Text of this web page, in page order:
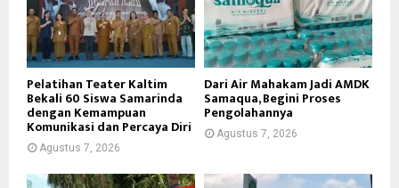
Pelatihan Teater Kaltim
Bekali 60 Siswa Samarinda
dengan Kemampuan
Komunikasi dan Percaya Diri
Agustus 7, 2026
Dari Air Mahakam Jadi AMDK
Samaqua, Begini Proses
Pengolahannya
Agustus 7, 2026